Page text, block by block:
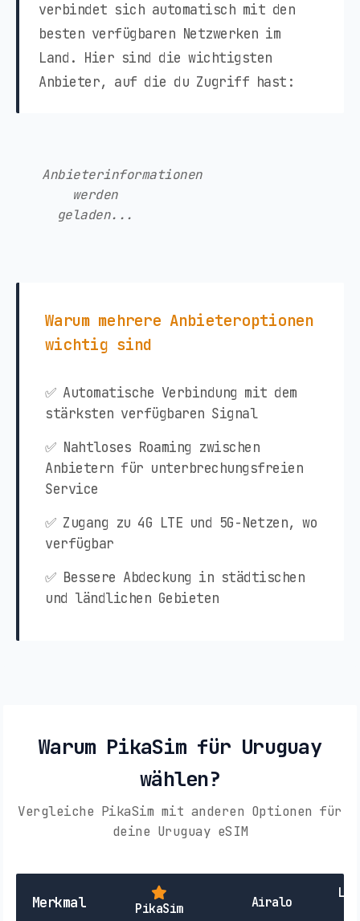
verbindet sich automatisch mit den
besten verfügbaren Netzwerken im
Land. Hier sind die wichtigsten
Anbieter, auf die du Zugriff hast:
Anbieterinformationen
werden
geladen...
Warum mehrere Anbieteroptionen
wichtig sind
✅ Automatische Verbindung mit dem
stärksten verfügbaren Signal
✅ Nahtloses Roaming zwischen
Anbietern für unterbrechungsfreien
Service
✅ Zugang zu 4G LTE und 5G-Netzen, wo
verfügbar
✅ Bessere Abdeckung in städtischen
und ländlichen Gebieten
Warum PikaSim für Uruguay
wählen?
Vergleiche PikaSim mit anderen Optionen für
deine Uruguay eSIM
Merkmal PikaSim Airalo